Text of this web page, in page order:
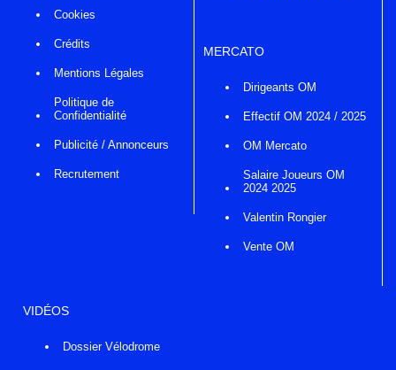
Cookies
Crédits
Mentions Légales
Politique de
Confidentialité
Publicité / Annonceurs
Recrutement
MERCATO
Dirigeants OM
Effectif OM 2024 / 2025
OM Mercato
Salaire Joueurs OM
2024 2025
Valentin Rongier
Vente OM
VIDÉOS
Dossier Vélodrome